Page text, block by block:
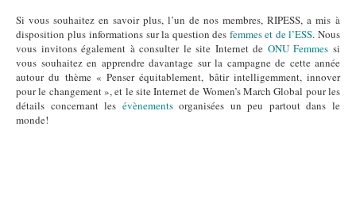
Si vous souhaitez en savoir plus, l’un de nos membres, RIPESS, a mis à
disposition plus informations sur la question des femmes et de l’ESS. Nous
vous invitons également à consulter le site Internet de ONU Femmes si
vous souhaitez en apprendre davantage sur la campagne de cette année
autour du thème « Penser équitablement, bâtir intelligemment, innover
pour le changement », et le site Internet de Women’s March Global pour les
détails concernant les évènementsorganisées un peu partout dans le
monde!